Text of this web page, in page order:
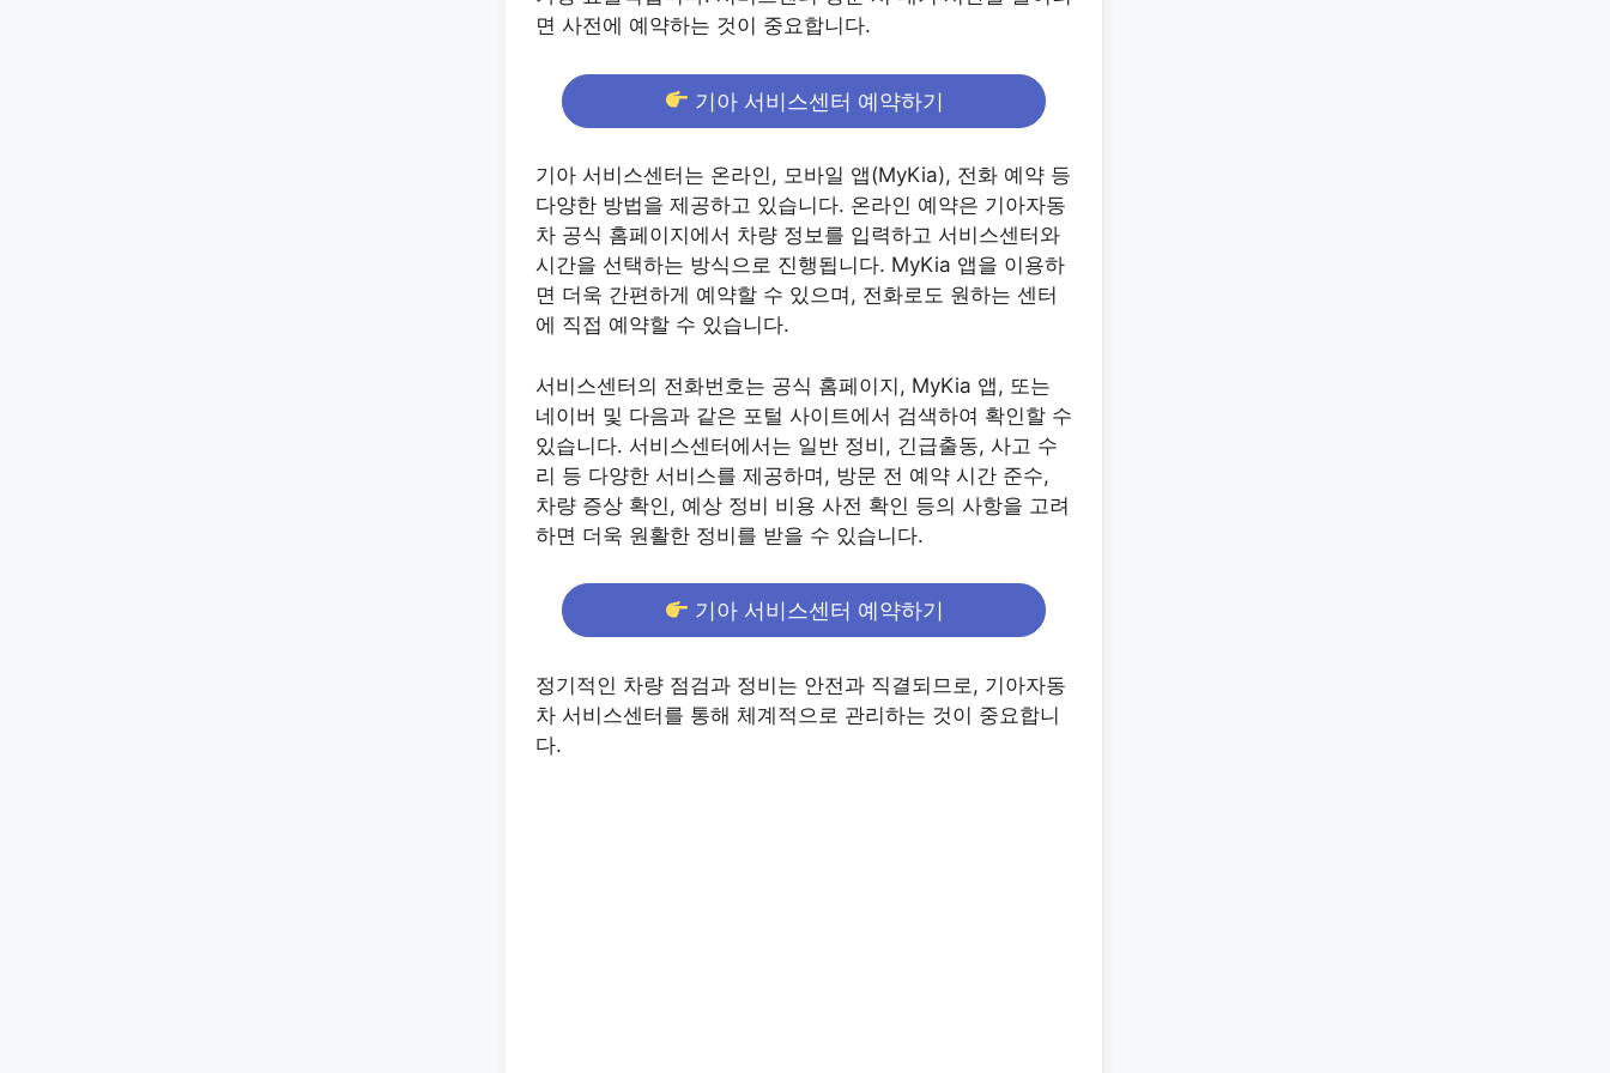
면 사전에 예약하는 것이 중요합니다.
기아 서비스센터 예약하기
기아 서비스센터는 온라인, 모바일 앱(MyKia), 전화 예약 등
다양한 방법을 제공하고 있습니다. 온라인 예약은 기아자동
차 공식 홈페이지에서 차량 정보를 입력하고 서비스센터와
시간을 선택하는 방식으로 진행됩니다. MyKia 앱을 이용하
면 더욱 간편하게 예약할 수 있으며, 전화로도 원하는 센터
에 직접 예약할 수 있습니다.
서비스센터의 전화번호는 공식 홈페이지, MyKia 앱, 또는
네이버 및 다음과 같은 포털 사이트에서 검색하여 확인할 수
있습니다. 서비스센터에서는 일반 정비, 긴급출동, 사고 수
리 등 다양한 서비스를 제공하며, 방문 전 예약 시간 준수,
차량 증상 확인, 예상 정비 비용 사전 확인 등의 사항을 고려
하면 더욱 원활한 정비를 받을 수 있습니다.
기아 서비스센터 예약하기
정기적인 차량 점검과 정비는 안전과 직결되므로, 기아자동
차 서비스센터를 통해 체계적으로 관리하는 것이 중요합니
다.